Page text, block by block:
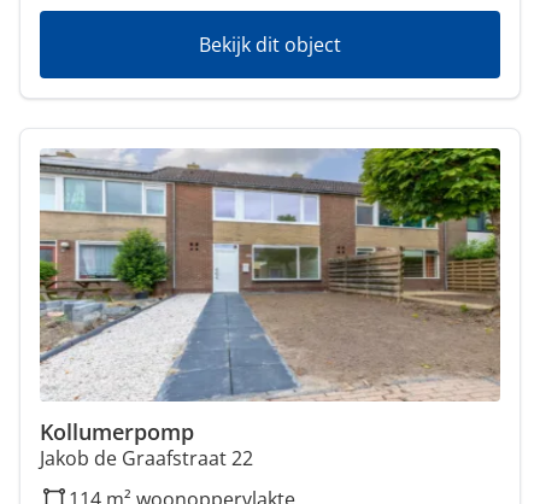
Bekijk dit object
Kollumerpomp
Jakob de Graafstraat 22